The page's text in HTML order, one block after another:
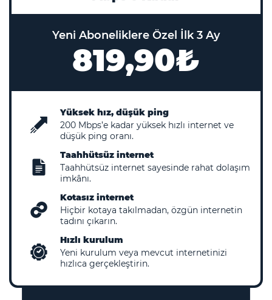
Yeni Aboneliklere Özel İlk 3 Ay
819,90₺
Yüksek hız, düşük ping
200 Mbps’e kadar yüksek hızlı internet ve
düşük ping oranı.
Taahhütsüz internet
Taahhütsüz internet sayesinde rahat dolaşım
imkânı.
Kotasız internet
Hiçbir kotaya takılmadan, özgün internetin
tadını çıkarın.
Hızlı kurulum
Yeni kurulum veya mevcut internetinizi
hızlıca gerçekleştirin.